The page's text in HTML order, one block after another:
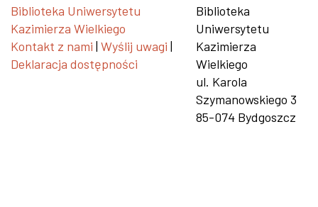
Biblioteka Uniwersytetu
Kazimierza Wielkiego
Kontakt z nami | Wyślij uwagi |
Deklaracja dostępności
Biblioteka
Uniwersytetu
Kazimierza
Wielkiego
ul. Karola
Szymanowskiego 3
85-074 Bydgoszcz